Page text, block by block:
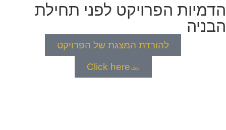
הדמיות הפרויקט לפני תחילת
הבניה
להורדת המצגת של הפרויקט
Click here